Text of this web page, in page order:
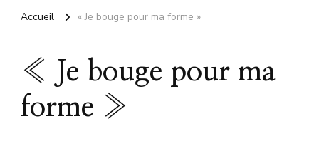
Accueil « Je bouge pour ma forme »
« Je bouge pour ma
forme »